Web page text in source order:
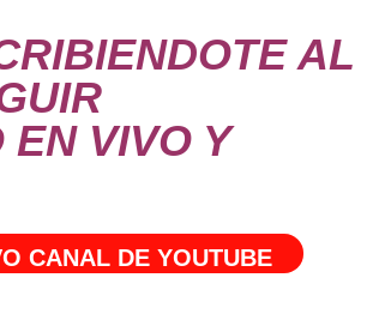
AL
EN VIVO Y
CANAL DE YOUTUBE